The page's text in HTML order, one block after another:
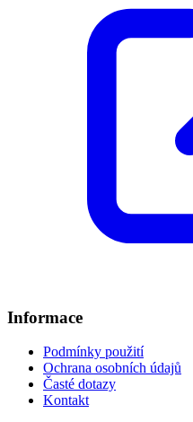
Informace
Podmínky použití
Ochrana osobních údajů
Časté dotazy
Kontakt